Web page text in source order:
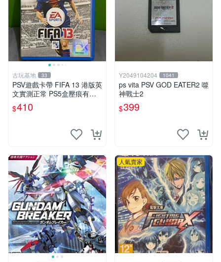
古玩基地 33
PSV遊戲卡帶 FIFA 13 港版英
文實測正常 PS5盒壓痕有圖
可驗收 FIFA 13 PSV 港版 游
玩無問題 PSV FIFA 13 港版
$410
Y2049104204 1041
ps vita PSV GOD EATER2 噬
神戰士2
$399
人氣賣家